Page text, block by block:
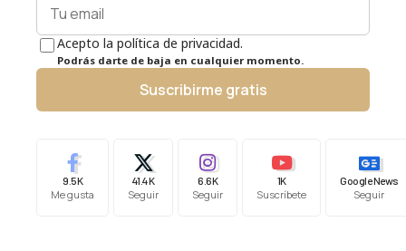
Acepto la política de privacidad.
Podrás darte de baja en cualquier momento.
Suscribirme gratis
9.5K
Me gusta
41.4K
Seguir
6.6K
Seguir
1K
Suscríbete
Google News
Seguir